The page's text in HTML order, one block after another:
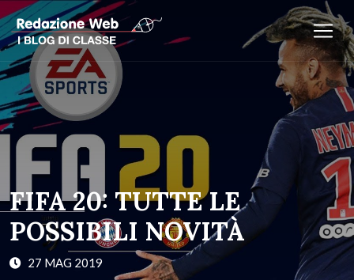
FIFA 20: TUTTE LE
POSSIBILI NOVITÀ
27 MAG 2019